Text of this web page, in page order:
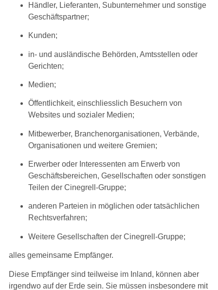
Händler, Lieferanten, Subunternehmer und sonstige
Geschäftspartner;
Kunden;
in- und ausländische Behörden, Amtsstellen oder
Gerichten;
Medien;
Öffentlichkeit, einschliesslich Besuchern von
Websites und sozialer Medien;
Mitbewerber, Branchenorganisationen, Verbände,
Organisationen und weitere Gremien;
Erwerber oder Interessenten am Erwerb von
Geschäftsbereichen, Gesellschaften oder sonstigen
Teilen der Cinegrell-Gruppe;
anderen Parteien in möglichen oder tatsächlichen
Rechtsverfahren;
Weitere Gesellschaften der Cinegrell-Gruppe;
alles gemeinsame Empfänger.
Diese Empfänger sind teilweise im Inland, können aber
irgendwo auf der Erde sein. Sie müssen insbesondere mit